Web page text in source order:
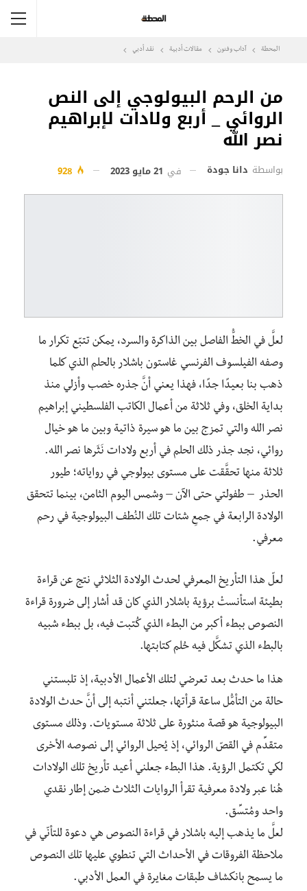
المحطة آداب وفنون مقالات أدبية نقد أدبي
من الرحم البيولوجي إلى النص
الروائي _ أربع ولادات لإبراهيم
نصر الله
بواسطة دانا جودة في 21 مايو 2023
لعلَّ في الخطُّ الفاصل بين الذاكرة والسرد، يمكن تتبّع تكرار ما
وصفه الفيلسوف الفرنسي غاستون باشلار بالحلم الذي كلما
ذهب بنا بعيدًا جدًا، فهذا يعني أنَّ جذره خصب وأزلي منذ
بداية الخلق، وفي ثلاثة من أعمال الكاتب الفلسطيني إبراهيم
نصر الله والتي تمزج بين ما هو سيرة ذاتية وبين ما هو خيال
روائي، نجد جذر ذلك الحلم في أربع ولادات نَثَرها نصر الله.
ثلاثة منها تحقَّقت على مستوى بيولوجي في رواياته؛ طيور
الحذر – طفولتي حتى الآن – وشمس اليوم الثامن، بينما تتحقق
الولادة الرابعة في جمعِ شتات تلك النُطف البيولوجية في رحم
معرفي.
لعلّ هذا التأريخ المعرفي لحدث الولادة الثلاثي نتج عن قراءة
بطيئة استأنستْ برؤية باشلار الذي كان قد أشار إلى ضرورة قراءة
النصوص ببطء أكبر من البطء الذي كُتبت فيه، بل ببطء شبيه
بالبطء الذي تشكَّل فيه حُلم كتابتها.
هذا ما حدث بعد تعرضي لتلك الأعمال الأدبية، إذ تلبستني
حالة من التأمُّل ساعة قرأتها، جعلتني أنتبه إلى أنَّ حدث الولادة
البيولوجية هو قصة منثورة على ثلاثة مستويات. وذلك مستوى
متقدِّم في القصّ الروائي، إذ يُحيل الروائي إلى نصوصه الأخرى
لكي تكتمل الرؤية. هذا البطء جعلني أعيد تأريخ تلك الولادات
هُنا عبر ولادة معرفية تقرأ الروايات الثلاث ضمن إطار نقدي
واحد ومُتسِّق.
لعلَّ ما يذهب إليه باشلار في قراءة النصوص هي دعوة للتأنّي في
ملاحظة الفروقات في الأحداث التي تنطوي عليها تلك النصوص
ما يسمح بانكشاف طبقات مغايرة في العمل الأدبي.